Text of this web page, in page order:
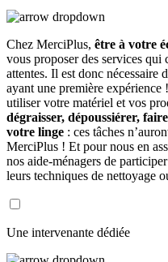
Chez MerciPlus, être à votre
vous proposer des services qui
attentes. Il est donc nécessaire
ayant une première
utiliser votre matériel et vos
dégraisser, dépoussiérer,
votre linge : ces tâches
MerciPlus ! Et pour nous en
nos aide-ménagers de
leurs techniques de nettoyage
Une intervenante dédiée